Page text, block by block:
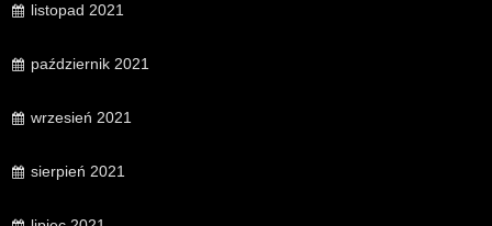
listopad 2021
październik 2021
wrzesień 2021
sierpień 2021